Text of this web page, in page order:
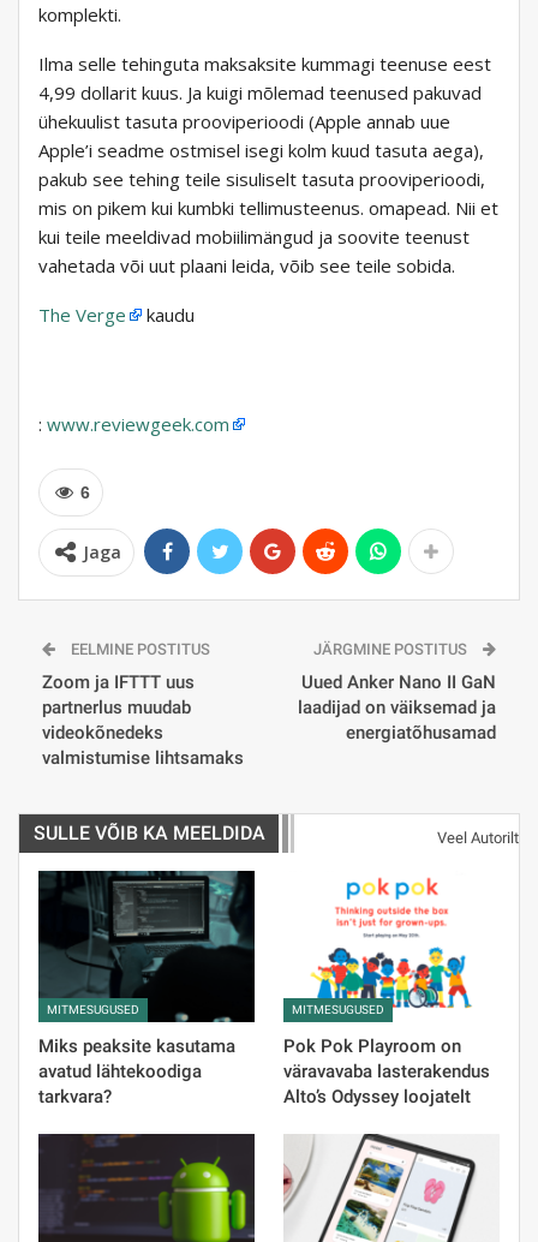
komplekti.
Ilma selle tehinguta maksaksite kummagi teenuse eest
4,99 dollarit kuus. Ja kuigi mõlemad teenused pakuvad
ühekuulist tasuta prooviperioodi (Apple annab uue
Apple’i seadme ostmisel isegi kolm kuud tasuta aega),
pakub see tehing teile sisuliselt tasuta prooviperioodi,
mis on pikem kui kumbki tellimusteenus. omapead. Nii et
kui teile meeldivad mobiilimängud ja soovite teenust
vahetada või uut plaani leida, võib see teile sobida.
The Verge kaudu
: www.reviewgeek.com
6
Jaga
EELMINE POSTITUS
Zoom ja IFTTT uus
partnerlus muudab
videokõnedeks
valmistumise lihtsamaks
JÄRGMINE POSTITUS
Uued Anker Nano II GaN
laadijad on väiksemad ja
energiatõhusamad
SULLE VÕIB KA MEELDIDA Veel Autorilt
MITMESUGUSED
Miks peaksite kasutama
avatud lähtekoodiga
tarkvara?
MITMESUGUSED
Pok Pok Playroom on
väravavaba lasterakendus
Alto’s Odyssey loojatelt